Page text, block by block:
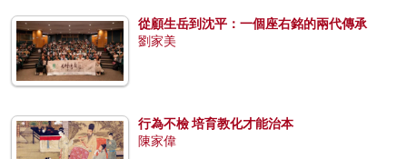
從顧生岳到沈平：一個座右銘的兩代傳承
劉家美
行為不檢 培育教化才能治本
陳家偉